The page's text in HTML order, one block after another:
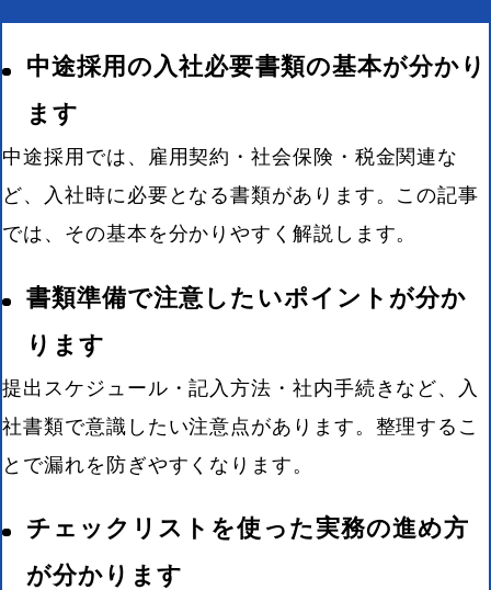
中途採用の入社必要書類の基本が分かり
ます
中途採用では、雇用契約・社会保険・税金関連な
ど、入社時に必要となる書類があります。この記事
では、その基本を分かりやすく解説します。
書類準備で注意したいポイントが分か
ります
提出スケジュール・記入方法・社内手続きなど、入
社書類で意識したい注意点があります。整理するこ
とで漏れを防ぎやすくなります。
チェックリストを使った実務の進め方
が分かります